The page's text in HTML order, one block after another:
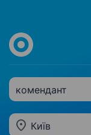
комендант
Київ